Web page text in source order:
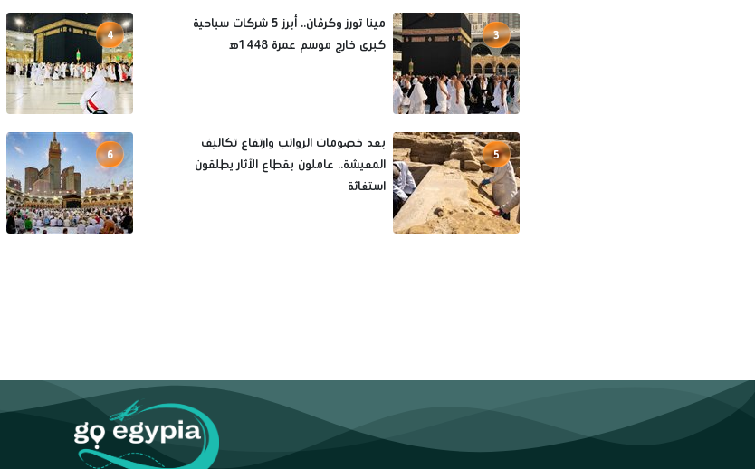
3
مينا تورز وكرڤان.. أبرز 5 شركات سياحية
كبرى خارج موسم عمرة 1448ه‍
4
5
بعد خصومات الرواتب وارتفاع تكاليف
المعيشة.. عاملون بقطاع الآثار يطلقون
استغاثة
6